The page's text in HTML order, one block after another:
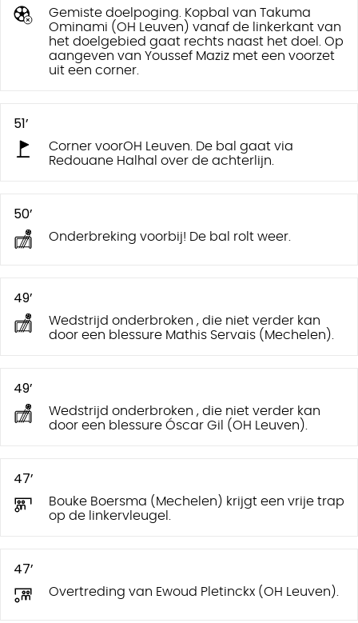
Gemiste doelpoging. Kopbal van Takuma
Ominami (OH Leuven) vanaf de linkerkant van
het doelgebied gaat rechts naast het doel. Op
aangeven van Youssef Maziz met een voorzet
uit een corner.
51’
Corner voorOH Leuven. De bal gaat via
Redouane Halhal over de achterlijn.
50’
Onderbreking voorbij! De bal rolt weer.
49’
Wedstrijd onderbroken , die niet verder kan
door een blessure Mathis Servais (Mechelen).
49’
Wedstrijd onderbroken , die niet verder kan
door een blessure Óscar Gil (OH Leuven).
47’
Bouke Boersma (Mechelen) krijgt een vrije trap
op de linkervleugel.
47’
Overtreding van Ewoud Pletinckx (OH Leuven).